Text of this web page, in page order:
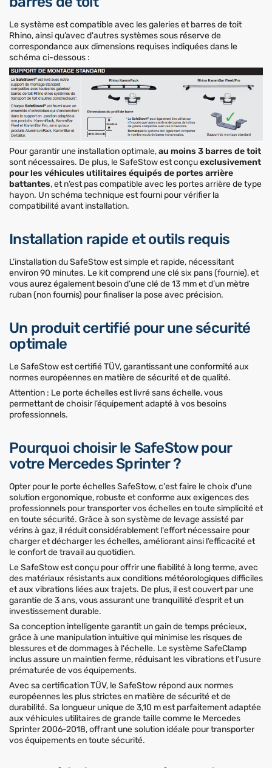
Le système est compatible avec les galeries et barres de toit
Rhino, ainsi qu’avec d'autres systèmes sous réserve de
correspondance aux dimensions requises indiquées dans le
schéma ci-dessous :
Pour garantir une installation optimale,au moins 3 barres de toit
sont nécessaires. De plus, le SafeStow est conçuexclusivement
pour les véhicules utilitaires équipés de portes arrière
battantes, et n’est pas compatible avec les portes arrière de type
hayon. Un schéma technique est fourni pour vérifier la
compatibilité avant installation.
Installation rapide et outils requis
L’installation du SafeStow est simple et rapide, nécessitant
environ 90 minutes. Le kit comprend une clé six pans (fournie), et
vous aurez également besoin d’une clé de 13 mm et d’un mètre
ruban (non fournis) pour finaliser la pose avec précision.
Un produit certifié pour une sécurité
optimale
Le SafeStow est certifié TÜV, garantissant une conformité aux
normes européennes en matière de sécurité et de qualité.
Attention : Le porte échelles est livré sans échelle, vous
permettant de choisir l’équipement adapté à vos besoins
professionnels.
Pourquoi choisir le SafeStow pour
votre Mercedes Sprinter ?
Opter pour le porte échelles SafeStow, c'est faire le choix d'une
solution ergonomique, robuste et conforme aux exigences des
professionnels pour transporter vos échelles en toute simplicité et
en toute sécurité. Grâce à son système de levage assisté par
vérins à gaz, il réduit considérablement l'effort nécessaire pour
charger et décharger les échelles, améliorant ainsi l’efficacité et
le confort de travail au quotidien.
Le SafeStow est conçu pour offrir une fiabilité à long terme, avec
des matériaux résistants aux conditions météorologiques difficiles
et aux vibrations liées aux trajets. De plus, il est couvert par une
garantie de 3 ans, vous assurant une tranquillité d’esprit et un
investissement durable.
Sa conception intelligente garantit un gain de temps précieux,
grâce à une manipulation intuitive qui minimise les risques de
blessures et de dommages à l'échelle. Le système SafeClamp
inclus assure un maintien ferme, réduisant les vibrations et l’usure
prématurée de vos équipements.
Avec sa certification TÜV, le SafeStow répond aux normes
européennes les plus strictes en matière de sécurité et de
durabilité. Sa longueur unique de 3,10 m est parfaitement adaptée
aux véhicules utilitaires de grande taille comme le Mercedes
Sprinter 2006-2018, offrant une solution idéale pour transporter
vos équipements en toute sécurité.